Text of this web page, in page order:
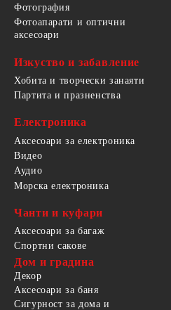
Фотография
Фотоапарати и оптични
аксесоари
Изкуство и забавление
Хобита и творчески занаяти
Партита и празненства
Електроника
Аксесоари за електроника
Видео
Аудио
Морска електроника
Чанти и куфари
Аксесоари за багаж
Спортни сакове
Дом и градина
Декор
Аксесоари за баня
Сигурност за дома и